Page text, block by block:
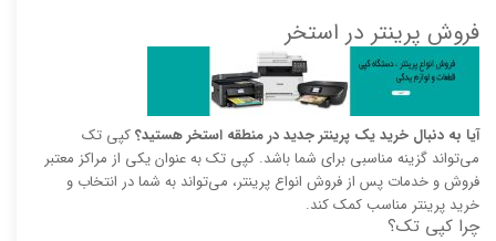
فروش پرینتر در استخر
آیا به دنبال خرید یک پرینتر جدید در منطقه استخر هستید؟کپی تک
می‌تواند گزینه مناسبی برای شما باشد. کپی تک به عنوان یکی از مراکز معتبر
فروش و خدمات پس از فروش انواع پرینتر، می‌تواند به شما در انتخاب و
خرید پرینتر مناسب کمک کند.
چرا کپی تک؟